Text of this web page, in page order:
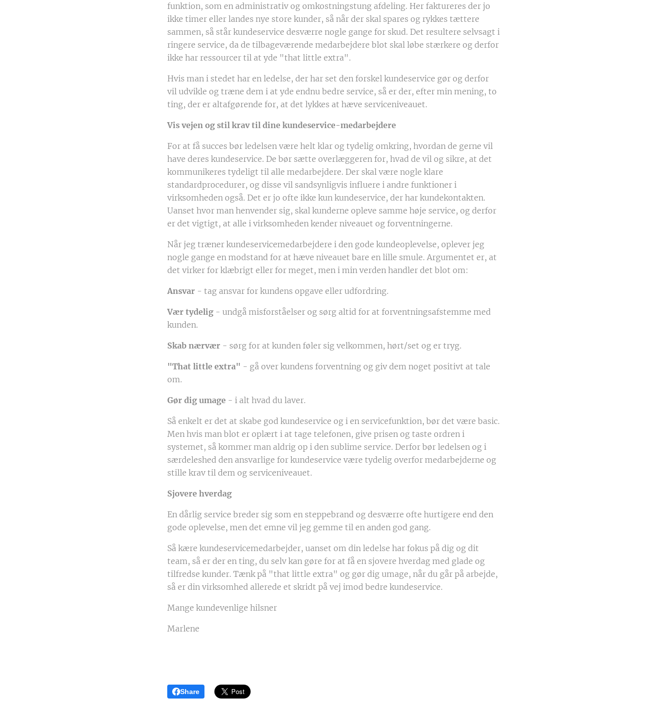
funktion, som en administrativ og omkostningstung afdeling. Her faktureres der jo
ikke timer eller landes nye store kunder, så når der skal spares og rykkes tættere
sammen, så står kundeservice desværre nogle gange for skud. Det resultere selvsagt i
ringere service, da de tilbageværende medarbejdere blot skal løbe stærkere og derfor
ikke har ressourcer til at yde "that little extra".
Hvis man i stedet har en ledelse, der har set den forskel kundeservice gør og derfor
vil udvikle og træne dem i at yde endnu bedre service, så er der, efter min mening, to
ting, der er altafgørende for, at det lykkes at hæve serviceniveauet.
Vis vejen og stil krav til dine kundeservice-medarbejdere
For at få succes bør ledelsen være helt klar og tydelig omkring, hvordan de gerne vil
have deres kundeservice. De bør sætte overlæggeren for, hvad de vil og sikre, at det
kommunikeres tydeligt til alle medarbejdere. Der skal være nogle klare
standardprocedurer, og disse vil sandsynligvis influere i andre funktioner i
virksomheden også. Det er jo ofte ikke kun kundeservice, der har kundekontakten.
Uanset hvor man henvender sig, skal kunderne opleve samme høje service, og derfor
er det vigtigt, at alle i virksomheden kender niveauet og forventningerne.
Når jeg træner kundeservicemedarbejdere i den gode kundeoplevelse, oplever jeg
nogle gange en modstand for at hæve niveauet bare en lille smule. Argumentet er, at
det virker for klæbrigt eller for meget, men i min verden handler det blot om:
Ansvar - tag ansvar for kundens opgave eller udfordring.
Vær tydelig - undgå misforståelser og sørg altid for at forventningsafstemme med
kunden.
Skab nærvær - sørg for at kunden føler sig velkommen, hørt/set og er tryg.
"That little extra" - gå over kundens forventning og giv dem noget positivt at tale
om.
Gør dig umage - i alt hvad du laver.
Så enkelt er det at skabe god kundeservice og i en servicefunktion, bør det være basic.
Men hvis man blot er oplært i at tage telefonen, give prisen og taste ordren i
systemet, så kommer man aldrig op i den sublime service. Derfor bør ledelsen og i
særdeleshed den ansvarlige for kundeservice være tydelig overfor medarbejderne og
stille krav til dem og serviceniveauet.
Sjovere hverdag
En dårlig service breder sig som en steppebrand og desværre ofte hurtigere end den
gode oplevelse, men det emne vil jeg gemme til en anden god gang.
Så kære kundeservicemedarbejder, uanset om din ledelse har fokus på dig og dit
team, så er der en ting, du selv kan gøre for at få en sjovere hverdag med glade og
tilfredse kunder. Tænk på "that little extra" og gør dig umage, når du går på arbejde,
så er din virksomhed allerede et skridt på vej imod bedre kundeservice.
Mange kundevenlige hilsner
Marlene
Share